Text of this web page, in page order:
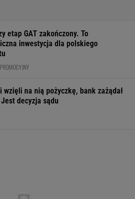
etap GAT zakończony. To
inwestycja dla polskiego
wzięli na nią pożyczkę, bank zażądał
decyzja sądu